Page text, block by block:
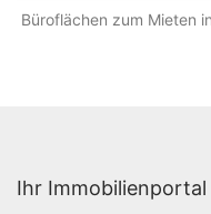
Büroflächen zum Mieten
Ihr Immobilienportal